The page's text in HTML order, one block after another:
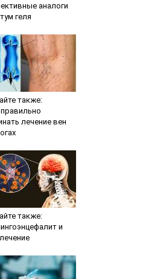
аналоги
геля
также:
лечение вен
также:
и